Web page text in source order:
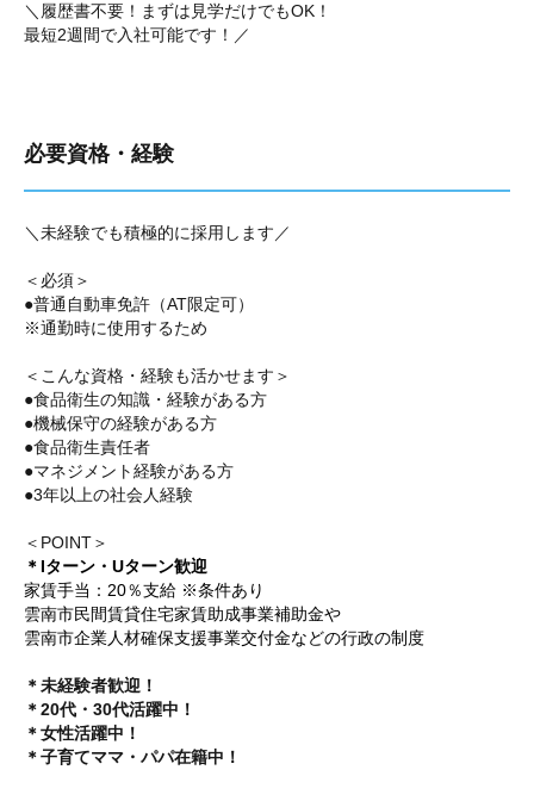
＼履歴書不要！まずは見学だけでもOK！
最短2週間で入社可能です！／
必要資格・経験
＼未経験でも積極的に採用します／
＜必須＞
●普通自動車免許（AT限定可）
※通勤時に使用するため
＜こんな資格・経験も活かせます＞
●食品衛生の知識・経験がある方
●機械保守の経験がある方
●食品衛生責任者
●マネジメント経験がある方
●3年以上の社会人経験
＜POINT＞
＊Iターン・Uターン歓迎
家賃手当：20％支給 ※条件あり
雲南市民間賃貸住宅家賃助成事業補助金や
雲南市企業人材確保支援事業交付金などの行政の制度
＊未経験者歓迎！
＊20代・30代活躍中！
＊女性活躍中！
＊子育てママ・パパ在籍中！